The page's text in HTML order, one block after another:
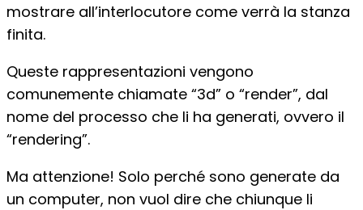
mostrare all’interlocutore come verrà la stanza
finita.
Queste rappresentazioni vengono
comunemente chiamate “3d” o “render”, dal
nome del processo che li ha generati, ovvero il
“rendering”.
Ma attenzione! Solo perché sono generate da
un computer, non vuol dire che chiunque li